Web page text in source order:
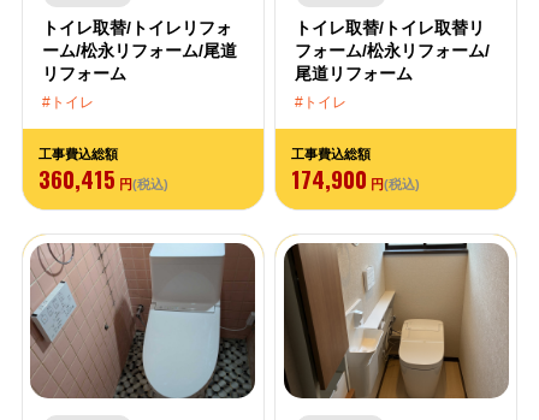
トイレ取替/トイレリフォ
ーム/松永リフォーム/尾道
リフォーム
トイレ
工事費込総額
360,415 円(税込)
トイレ取替/トイレ取替リ
フォーム/松永リフォーム/
尾道リフォーム
トイレ
工事費込総額
174,900 円(税込)